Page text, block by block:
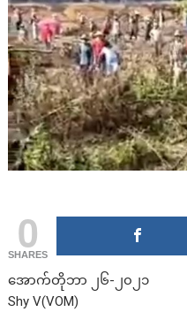
0
SHARES
အောက်တိုဘာ ၂၆-၂၀၂၁
Shy V(VOM)